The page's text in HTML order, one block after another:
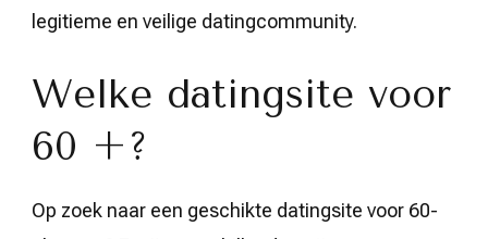
legitieme en veilige datingcommunity.
Welke datingsite voor
60 +?
Op zoek naar een geschikte datingsite voor 60-